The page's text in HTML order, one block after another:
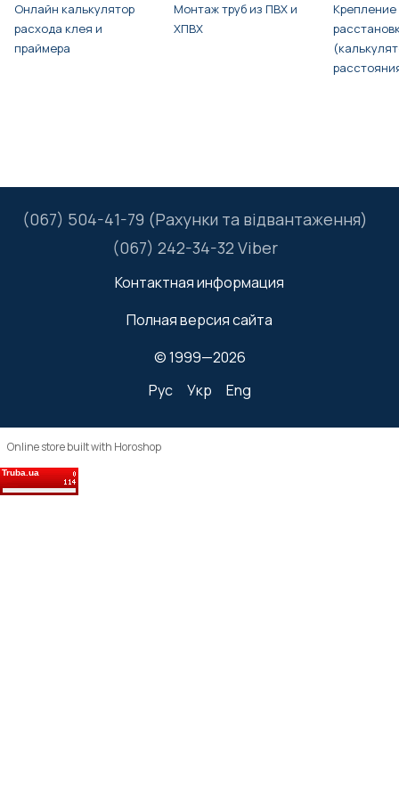
Онлайн калькулятор
расхода клея и
праймера
Монтаж труб из ПВХ и
ХПВХ
Крепление
(067) 504-41-79 (Рахунки та відвантаження)
(067) 242-34-32 Viber
Контактная информация
Полная версия сайта
© 1999—2026
Рус
Укр Eng
Online store built with Horoshop
Truba.ua